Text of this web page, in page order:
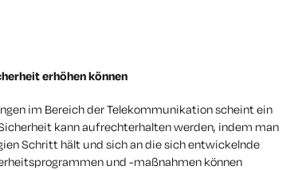
erhöhen können
im Bereich der Telekommunikation scheint ein
kann aufrechterhalten werden, indem man
Schritt hält und sich an die sich entwickelnde
und -maßnahmen können